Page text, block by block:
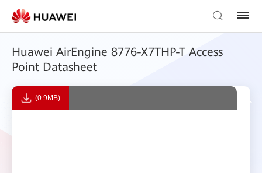
Huawei AirEngine 8776-X7THP-T Access
Point Datasheet
(0.9MB)